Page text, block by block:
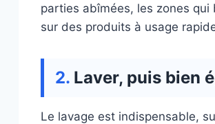
parties abîmées, les zones
sur des produits à usage
Laver, puis bien
Le lavage est indispensable,